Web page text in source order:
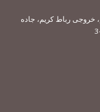
تهران-قم، خروجی رباط کریم، جاده